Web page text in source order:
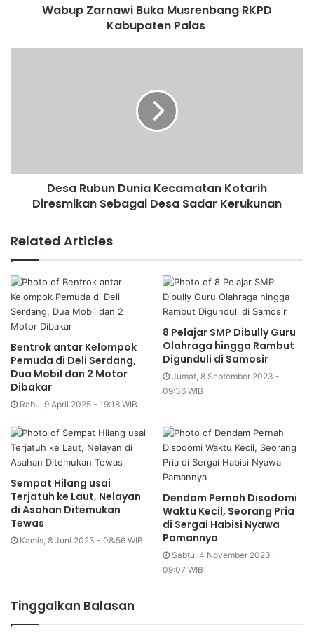
Wabup Zarnawi Buka Musrenbang RKPD
Kabupaten Palas
Desa Rubun Dunia Kecamatan Kotarih
Diresmikan Sebagai Desa Sadar Kerukunan
Related Articles
Bentrok antar Kelompok
Pemuda di Deli Serdang,
Dua Mobil dan 2 Motor
Dibakar
Rabu, 9 April 2025 - 19:18 WIB
8 Pelajar SMP Dibully Guru
Olahraga hingga Rambut
Digunduli di Samosir
Jumat, 8 September 2023 -
09:36 WIB
Sempat Hilang usai
Terjatuh ke Laut, Nelayan
di Asahan Ditemukan
Tewas
Kamis, 8 Juni 2023 - 08:56 WIB
Dendam Pernah Disodomi
Waktu Kecil, Seorang Pria
di Sergai Habisi Nyawa
Pamannya
Sabtu, 4 November 2023 -
09:07 WIB
Tinggalkan Balasan